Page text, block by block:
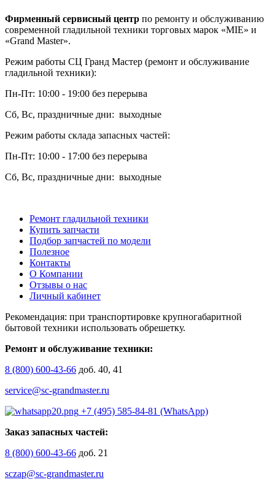
Фирменный сервисный центр по ремонту и обслуживанию
современной гладильной техники торговых марок «MIE» и
«Grand Master».
Режим работы СЦ Гранд Мастер (ремонт и обслуживание
гладильной техники):
Пн-Пт: 10:00 - 19:00 без перерыва
Сб, Вс, праздничные дни: выходные
Режим работы склада запасных частей:
Пн-Пт: 10:00 - 17:00 без перерыва
Сб, Вс, праздничные дни: выходные
Ремонт гладильной техники
Купить запчасти
Подбор запчастей по модели
Полезное
Контакты
О Компании
Отзывы о нас
Личный кабинет
Рекомендация: при транспортировке крупногабаритной
бытовой техники использовать обрешетку.
Ремонт и обслуживание техники:
8 (800) 600-43-66 доб. 40, 41
service@sc-grandmaster.ru
+7 (495) 585-84-81 (WhatsApp)
Заказ запасных частей:
8 (800) 600-43-66 доб. 21
sczap@sc-grandmaster.ru